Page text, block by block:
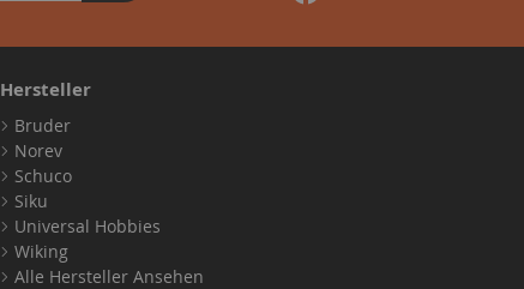
Hersteller
Bruder
Norev
Schuco
Siku
Universal Hobbies
Wiking
Alle Hersteller Ansehen